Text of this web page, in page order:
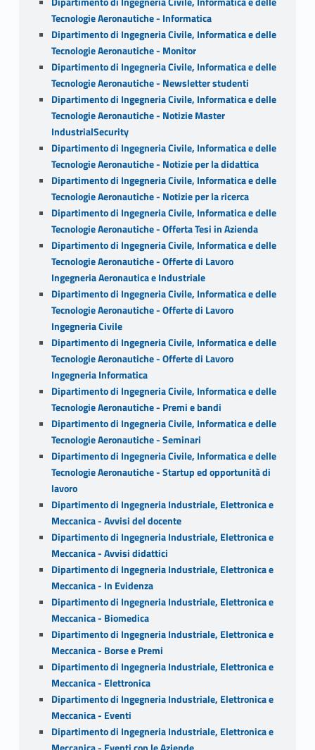
Tecnologie Aeronautiche - Informatica
Dipartimento di Ingegneria Civile, Informatica e delle
Tecnologie Aeronautiche - Monitor
Dipartimento di Ingegneria Civile, Informatica e delle
Tecnologie Aeronautiche - Newsletter studenti
Dipartimento di Ingegneria Civile, Informatica e delle
Tecnologie Aeronautiche - Notizie Master
IndustrialSecurity
Dipartimento di Ingegneria Civile, Informatica e delle
Tecnologie Aeronautiche - Notizie per la didattica
Dipartimento di Ingegneria Civile, Informatica e delle
Tecnologie Aeronautiche - Notizie per la ricerca
Dipartimento di Ingegneria Civile, Informatica e delle
Tecnologie Aeronautiche - Offerta Tesi in Azienda
Dipartimento di Ingegneria Civile, Informatica e delle
Tecnologie Aeronautiche - Offerte di Lavoro
Ingegneria Aeronautica e Industriale
Dipartimento di Ingegneria Civile, Informatica e delle
Tecnologie Aeronautiche - Offerte di Lavoro
Ingegneria Civile
Dipartimento di Ingegneria Civile, Informatica e delle
Tecnologie Aeronautiche - Offerte di Lavoro
Ingegneria Informatica
Dipartimento di Ingegneria Civile, Informatica e delle
Tecnologie Aeronautiche - Premi e bandi
Dipartimento di Ingegneria Civile, Informatica e delle
Tecnologie Aeronautiche - Seminari
Dipartimento di Ingegneria Civile, Informatica e delle
Tecnologie Aeronautiche - Startup ed opportunità di
lavoro
Dipartimento di Ingegneria Industriale, Elettronica e
Meccanica - Avvisi del docente
Dipartimento di Ingegneria Industriale, Elettronica e
Meccanica - Avvisi didattici
Dipartimento di Ingegneria Industriale, Elettronica e
Meccanica - In Evidenza
Dipartimento di Ingegneria Industriale, Elettronica e
Meccanica - Biomedica
Dipartimento di Ingegneria Industriale, Elettronica e
Meccanica - Borse e Premi
Dipartimento di Ingegneria Industriale, Elettronica e
Meccanica - Elettronica
Dipartimento di Ingegneria Industriale, Elettronica e
Meccanica - Eventi
Dipartimento di Ingegneria Industriale, Elettronica e